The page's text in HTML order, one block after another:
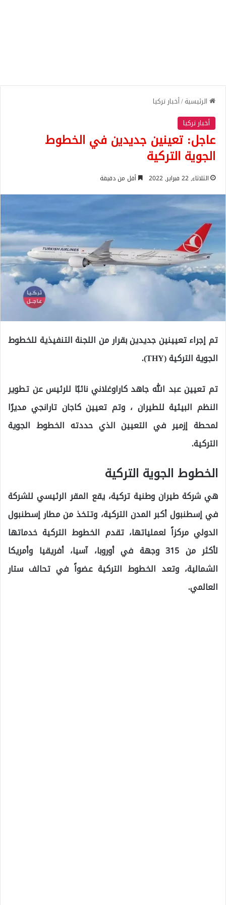
الرئيسية/أخبار تركيا
أخبار تركيا
عاجل: تعينين جديدين في الخطوط
الجوية التركية
الثلاثاء, 22 فبراير, 2022 أقل من دقيقة
تم إجراء تعيينين جديدين بقرار من اللجنة التنفيذية للخطوط
الجوية التركية (THY).
تم تعيين عبد الله جاهد كاراوغلاني نائبًا للرئيس عن تطوير
النظم البيئية للطيران ، وتم تعيين كاجان تارانجي مديرًا
لمحطة إزمير في التعيين الذي حددته الخطوط الجوية
التركية.
الخطوط الجوية التركية ‏
هي شركة طيران وطنية تركية، يقع المقر الرئيسي للشركة
في إسطنبول أكبر المدن التركية، وتتخذ من مطار إسطنبول
الدولي مركزاً لعملياتها، تقدم الخطوط التركية خدماتها
لأكثر من 315 وجهة في أوروبا، آسيا، أفريقيا وأمريكا
الشمالية، وتعد الخطوط التركية عضواً في تحالف ستار
العالمي.